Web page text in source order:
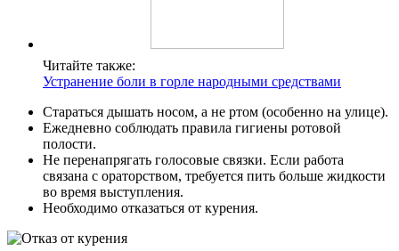
Читайте также:
Устранение боли в горле народными средствами
Стараться дышать носом, а не ртом (особенно на улице).
Ежедневно соблюдать правила гигиены ротовой
полости.
Не перенапрягать голосовые связки. Если работа
связана с ораторством, требуется пить больше жидкости
во время выступления.
Необходимо отказаться от курения.